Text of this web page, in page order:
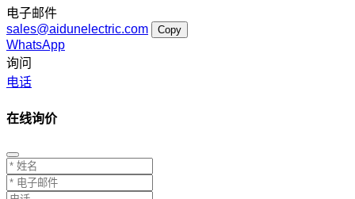
电子邮件
sales@aidunelectric.com
Copy
WhatsApp
询问
电话
在线询价